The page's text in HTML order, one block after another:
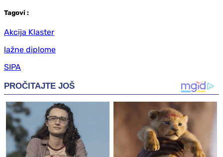
Tagovi :
Akcija Klaster
lažne diplome
SIPA